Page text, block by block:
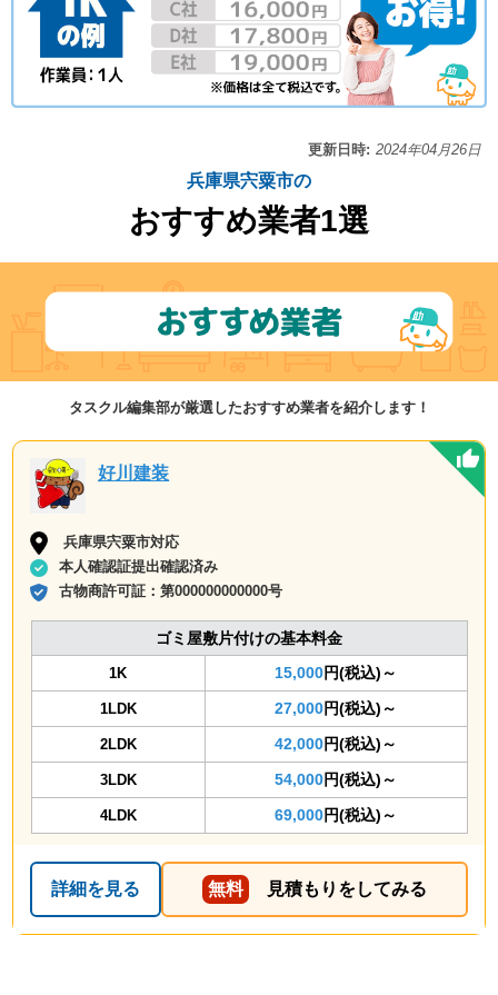
更新日時: 2024年04月26日
兵庫県宍粟市の
おすすめ業者1選
タスクル編集部が厳選したおすすめ業者を紹介します！
好川建装
兵庫県宍粟市対応
本人確認証提出確認済み
古物商許可証：第000000000000号
ゴミ屋敷片付けの基本料金
1K 15,000円(税込)～
1LDK 27,000円(税込)～
2LDK 42,000円(税込)～
3LDK 54,000円(税込)～
4LDK 69,000円(税込)～
詳細を見る 無料 見積もりをしてみる